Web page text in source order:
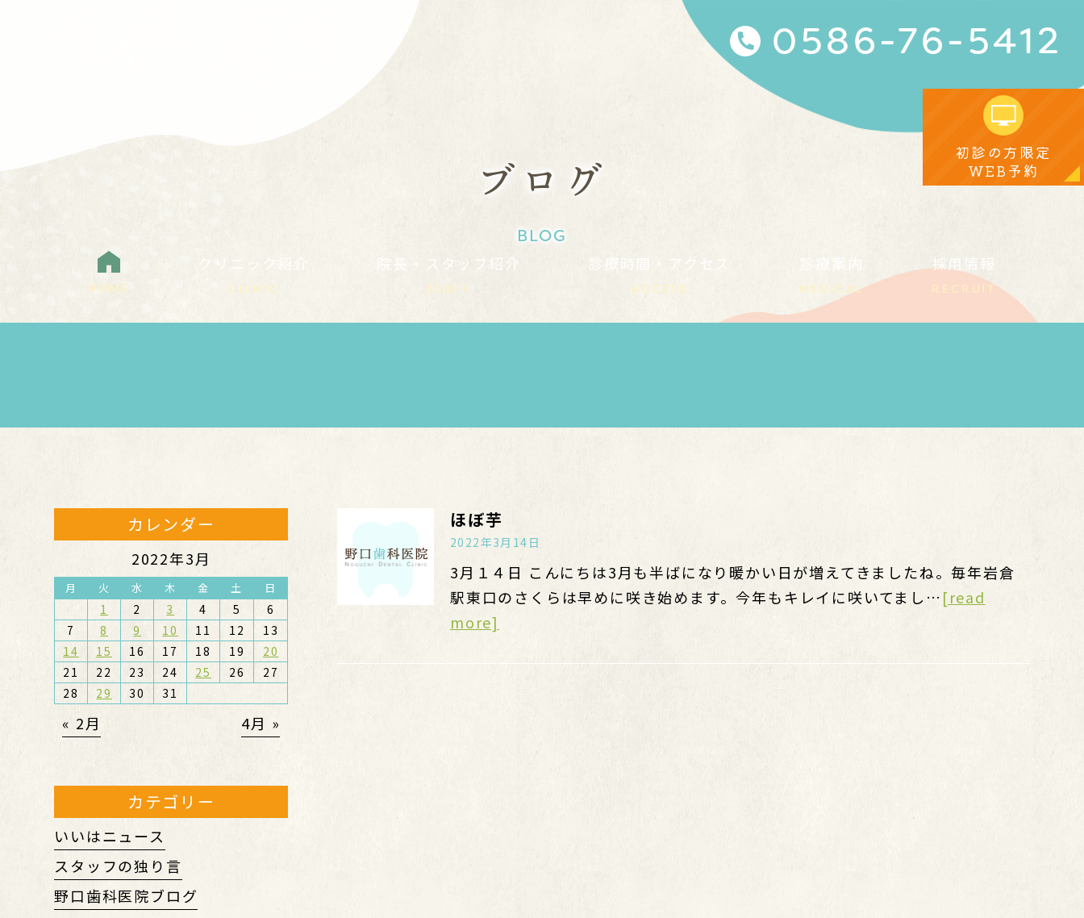
0586-76-5412
初診の方限定
WEB予約
ブログ
BLOG
HOME
クリニック紹介
CLINIC
院長・スタッフ紹介
STAFF
診療時間・アクセス
ACCESS
診療案内
MEDICAL
採用情報
RECRUIT
ほぼ芋
2022年3月14日
3月１４日 こんにちは3月も半ばになり暖かい日が増えてきましたね。毎年岩倉
駅東口のさくらは早めに咲き始めます。今年もキレイに咲いてまし… [read
more]
カレンダー
2022年3月
月 火 水 木 金 土 日
1 2 3 4 5
6
7
8 9 10 11 12
13
14
15 16 17 18 19
20
21
22 23 24 25 26
27
28
29 30 31
« 2月 4月 »
カテゴリー
いいはニュース
スタッフの独り言
野口歯科医院ブログ